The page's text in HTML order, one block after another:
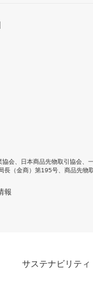
協会 日本商品先物取引協会
長（金商）第195号、商品先物
報
サステナビリティ